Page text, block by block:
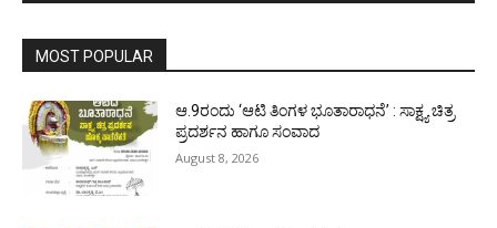
MOST POPULAR
ಆ.9ರಂದು ‘ಆಟಿ ತಿಂಗಳ ಭೂತಾರಾಧನೆ’ : ಸಾಕ್ಷ್ಯ ಚಿತ್ರ
ಪ್ರದರ್ಶನ ಹಾಗೂ ಸಂವಾದ
August 8, 2026